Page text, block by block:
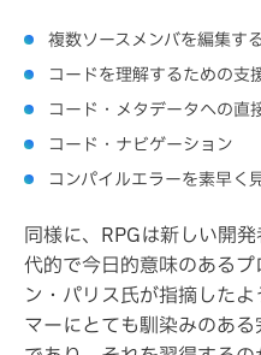
複数ソースメンバを編集す
コードを理解するための支
コード・メタデータへの直
コード・ナビゲーション
コンパイルエラーを素早く
同様に、RPGは新しい開
代的で今日的意味のある
ン・パリス氏が指摘した
マーにとても馴染みのあ